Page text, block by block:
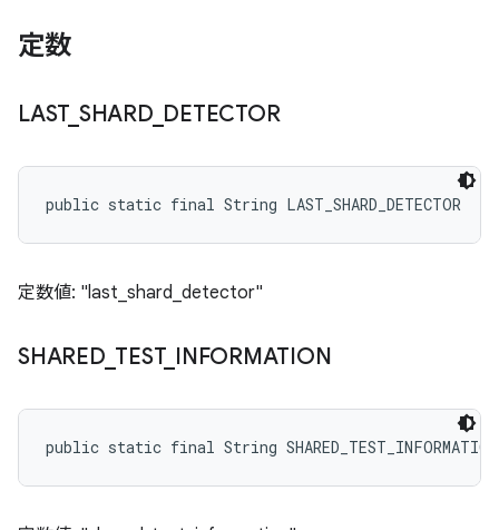
定数
LAST_ SHARD_ DETECTOR
public static final String LAST_SHARD_DETECTOR
定数値: "last_shard_detector"
SHARED_ TEST_ INFORMATION
public static final String SHARED_TEST_INFORMATION